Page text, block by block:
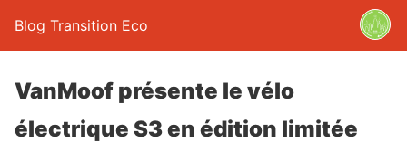
Blog Transition Eco
VanMoof présente le vélo
électrique S3 en édition limitée